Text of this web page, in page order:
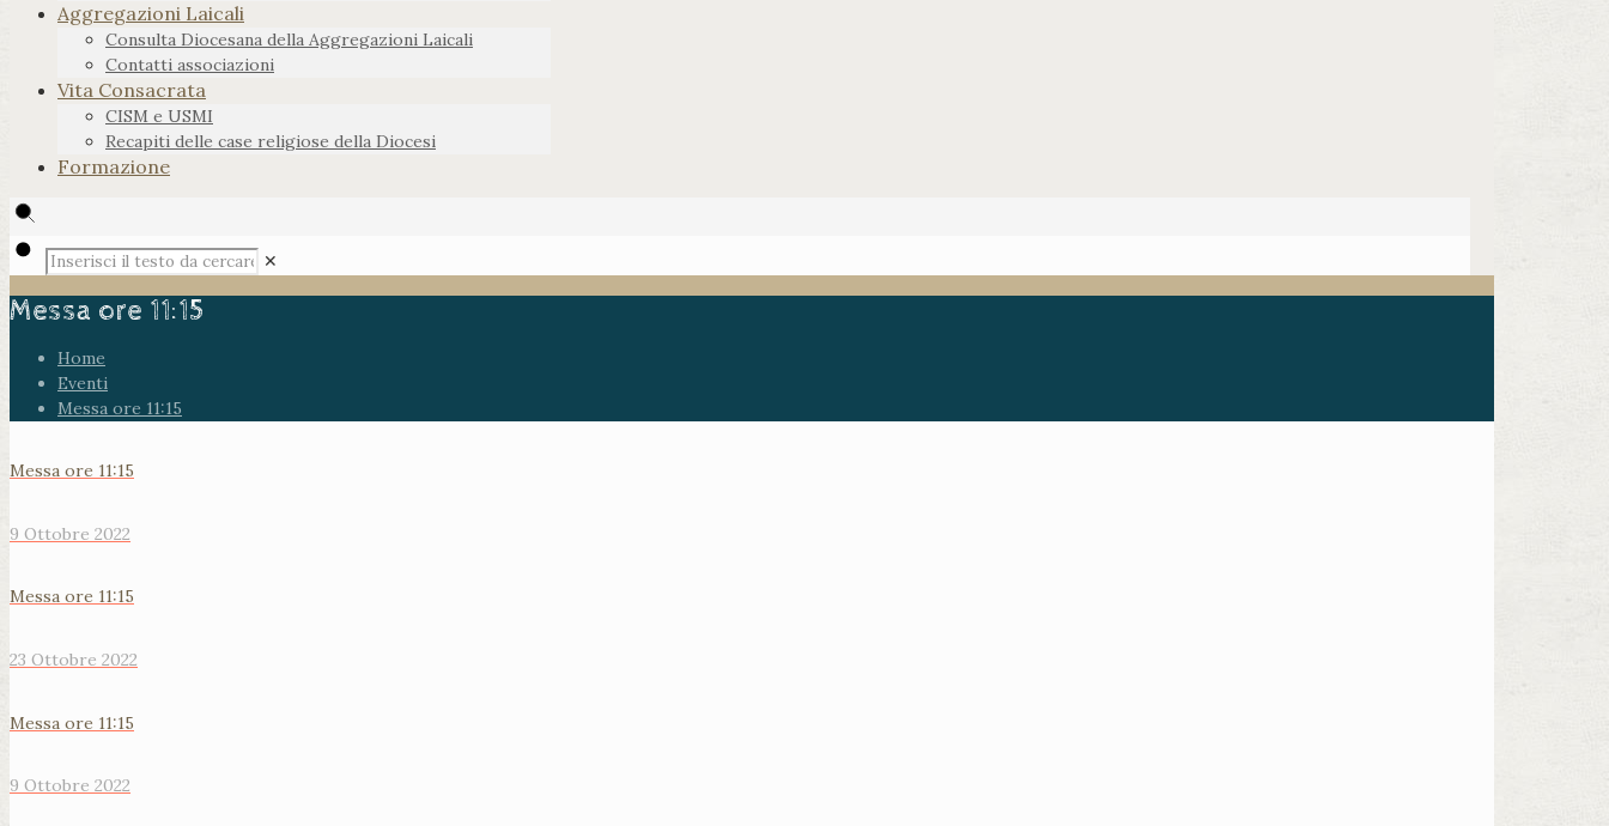
Aggregazioni Laicali
Consulta Diocesana della Aggregazioni Laicali
Contatti associazioni
Vita Consacrata
CISM e USMI
Recapiti delle case religiose della Diocesi
Formazione
✕
Messa ore 11:15
Home
Eventi
Messa ore 11:15
Messa ore 11:15
9 Ottobre 2022
Messa ore 11:15
23 Ottobre 2022
Messa ore 11:15
9 Ottobre 2022